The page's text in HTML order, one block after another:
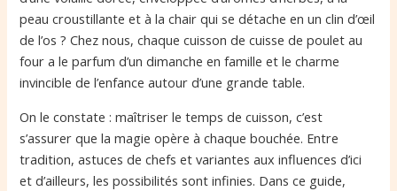
peau croustillante et à la chair qui se détache en un clin d’œil
de l’os ? Chez nous, chaque cuisson de cuisse de poulet au
four a le parfum d’un dimanche en famille et le charme
invincible de l’enfance autour d’une grande table.
On le constate : maîtriser le temps de cuisson, c’est
s’assurer que la magie opère à chaque bouchée. Entre
tradition, astuces de chefs et variantes aux influences d’ici
et d’ailleurs, les possibilités sont infinies. Dans ce guide,